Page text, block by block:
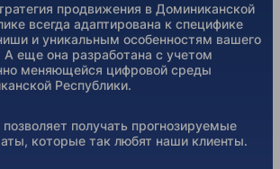
продвижения в Доминиканской
всегда адаптирована к специфике
и уникальным особенностям вашего
А еще она разработана с учетом
меняющейся цифровой среды
Республики.
позволяет получать прогнозируемые
которые так любят наши клиенты.